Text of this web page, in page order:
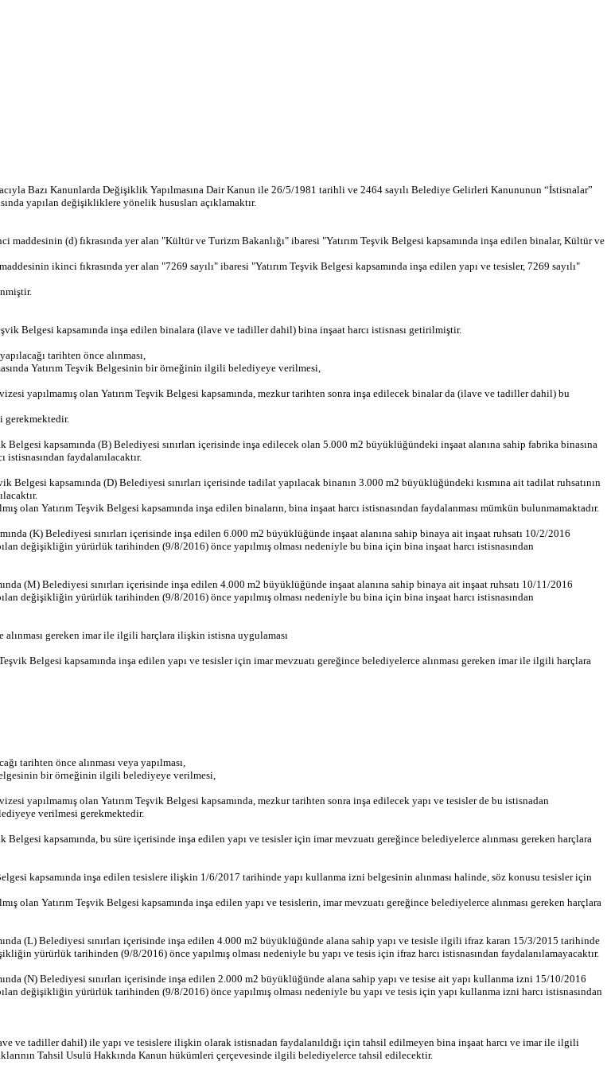
Bazı Kanunlarda Değişiklik Yapılmasına Dair Kanun ile 26/5/1981 tarihli ve 2464 sayılı Belediye Gelirleri Kanununun “İstisnalar”
yapılan değişikliklere yönelik hususları açıklamaktır.
(d) fıkrasında yer alan "Kültür ve Turizm Bakanlığı" ibaresi "Yatırım Teşvik Belgesi kapsamında inşa edilen binalar, Kültür ve
ikinci fıkrasında yer alan "7269 sayılı" ibaresi "Yatırım Teşvik Belgesi kapsamında inşa edilen yapı ve tesisler, 7269 sayılı"
Belgesi kapsamında inşa edilen binalara (ilave ve tadiller dahil) bina inşaat harcı istisnası getirilmiştir.
tarihten önce alınması,
Yatırım Teşvik Belgesinin bir örneğinin ilgili belediyeye verilmesi,
yapılmamış olan Yatırım Teşvik Belgesi kapsamında, mezkur tarihten sonra inşa edilecek binalar da (ilave ve tadiller dahil) bu
gerekmektedir.
kapsamında (B) Belediyesi sınırları içerisinde inşa edilecek olan 5.000 m2 büyüklüğündeki inşaat alanına sahip fabrika binasına
faydalanılacaktır.
Belgesi kapsamında (D) Belediyesi sınırları içerisinde tadilat yapılacak binanın 3.000 m2 büyüklüğündeki kısmına ait tadilat ruhsatının
Yatırım Teşvik Belgesi kapsamında inşa edilen binaların, bina inşaat harcı istisnasından faydalanması mümkün bulunmamaktadır.
(K) Belediyesi sınırları içerisinde inşa edilen 6.000 m2 büyüklüğünde inşaat alanına sahip binaya ait inşaat ruhsatı 10/2/2016
değişikliğin yürürlük tarihinden (9/8/2016) önce yapılmış olması nedeniyle bu bina için bina inşaat harcı istisnasından
(M) Belediyesi sınırları içerisinde inşa edilen 4.000 m2 büyüklüğünde inşaat alanına sahip binaya ait inşaat ruhsatı 10/11/2016
değişikliğin yürürlük tarihinden (9/8/2016) önce yapılmış olması nedeniyle bu bina için bina inşaat harcı istisnasından
alınması gereken imar ile ilgili harçlara ilişkin istisna uygulaması
Belgesi kapsamında inşa edilen yapı ve tesisler için imar mevzuatı gereğince belediyelerce alınması gereken imar ile ilgili harçlara
tarihten önce alınması veya yapılması,
bir örneğinin ilgili belediyeye verilmesi,
yapılmamış olan Yatırım Teşvik Belgesi kapsamında, mezkur tarihten sonra inşa edilecek yapı ve tesisler de bu istisnadan
verilmesi gerekmektedir.
kapsamında, bu süre içerisinde inşa edilen yapı ve tesisler için imar mevzuatı gereğince belediyelerce alınması gereken harçlara
kapsamında inşa edilen tesislere ilişkin 1/6/2017 tarihinde yapı kullanma izni belgesinin alınması halinde, söz konusu tesisler için
Yatırım Teşvik Belgesi kapsamında inşa edilen yapı ve tesislerin, imar mevzuatı gereğince belediyelerce alınması gereken harçlara
(L) Belediyesi sınırları içerisinde inşa edilen 4.000 m2 büyüklüğünde alana sahip yapı ve tesisle ilgili ifraz kararı 15/3/2015 tarihinde
yürürlük tarihinden (9/8/2016) önce yapılmış olması nedeniyle bu yapı ve tesis için ifraz harcı istisnasından faydalanılamayacaktır.
(N) Belediyesi sınırları içerisinde inşa edilen 2.000 m2 büyüklüğünde alana sahip yapı ve tesise ait yapı kullanma izni 15/10/2016
değişikliğin yürürlük tarihinden (9/8/2016) önce yapılmış olması nedeniyle bu yapı ve tesis için yapı kullanma izni harcı istisnasından
ve tadiller dahil) ile yapı ve tesislere ilişkin olarak istisnadan faydalanıldığı için tahsil edilmeyen bina inşaat harcı ve imar ile ilgili
Tahsil Usulü Hakkında Kanun hükümleri çerçevesinde ilgili belediyelerce tahsil edilecektir.